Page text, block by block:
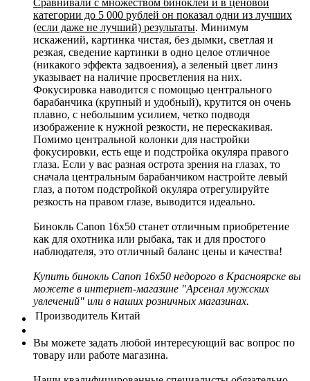
категории до 5 000 рублей он показал одни из лучших
(если даже не лучший) результаты. Минимум
искажений, картинка чистая, без дымки, светлая и
резкая, сведение картинки в одно целое отличное
(никакого эффекта задвоения), а зеленый цвет линз
указывает на наличие просветления на них.
Фокусировка наводится с помощью центрального
барабанчика (крупный и удобный), крутится он очень
плавно, с небольшим усилием, четко подводя
изображение к нужной резкости, не перескакивая.
Помимо центральной колонки для настройки
фокусировки, есть еще и подстройка окуляра правого
глаза. Если у вас разная острота зрения на глазах, то
сначала центральным барабанчиком настройте левый
глаз, а потом подстройкой окуляра отрегулируйте
резкость на правом глазе, выводится идеально.
Бинокль Canon 16х50 станет отличным приобретение
как для охотника или рыбака, так и для простого
наблюдателя, это отличный баланс цены и качества!
Купить бинокль Canon 16х50 недорого в Красноярске вы
можете в интернет-магазине "Арсенал мужских
увлечений" или в наших розничных магазинах.
Производитель Китай
Вы можете задать любой интересующий вас вопрос по
товару или работе магазина.